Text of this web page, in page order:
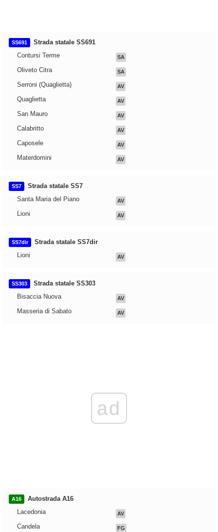
SS691
Strada statale SS691
Contursi Terme
SA
Oliveto Citra SA
Serroni (Quaglietta) AV
Quaglietta AV
San Mauro AV
Calabritto AV
Caposele AV
Materdomini AV
SS7
Strada statale SS7
Santa Maria del Piano
AV
Lioni AV
SS7dir
Strada statale SS7dir
Lioni
AV
SS303
Strada statale SS303
Bisaccia Nuova
AV
Masseria di Sabato AV
ad
A16
Autostrada A16
Lacedonia
AV
Candela FG